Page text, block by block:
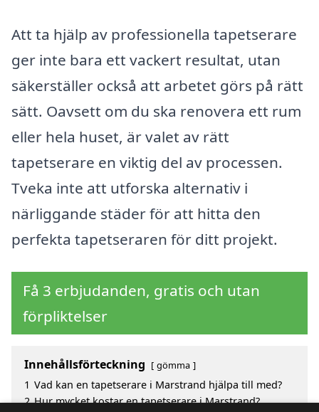
Att ta hjälp av professionella tapetserare
ger inte bara ett vackert resultat, utan
säkerställer också att arbetet görs på rätt
sätt. Oavsett om du ska renovera ett rum
eller hela huset, är valet av rätt
tapetserare en viktig del av processen.
Tveka inte att utforska alternativ i
närliggande städer för att hitta den
perfekta tapetseraren för ditt projekt.
Få 3 erbjudanden, gratis och utan
förpliktelser
Innehållsförteckning gömma
1 Vad kan en tapetserare i Marstrand hjälpa till med?
2 Hur mycket kostar en tapetserare i Marstrand?